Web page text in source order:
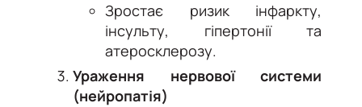
Зростає ризик інфаркту,
інсульту, гіпертонії та
атеросклерозу.
Ураження нервової системи
(нейропатія)